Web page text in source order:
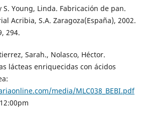
S. Young, Linda. Fabricación de pan.
Acribia, S.A. Zaragoza(España), 2002.
294.
Sarah., Nolasco, Héctor.
lácteas enriquecidas con ácidos
media/MLC038_BEBI.pdf